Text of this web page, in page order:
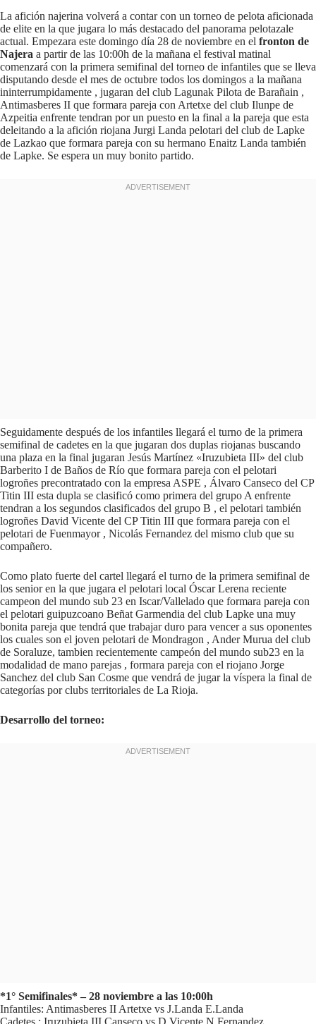
La afición najerina volverá a contar con un torneo de pelota aficionada
de elite en la que jugara lo más destacado del panorama pelotazale
actual. Empezara este domingo día 28 de noviembre en el fronton de
Najera a partir de las 10:00h de la mañana el festival matinal
comenzará con la primera semifinal del torneo de infantiles que se lleva
disputando desde el mes de octubre todos los domingos a la mañana
ininterrumpidamente , jugaran del club Lagunak Pilota de Barañain ,
Antimasberes II que formara pareja con Artetxe del club Ilunpe de
Azpeitia enfrente tendran por un puesto en la final a la pareja que esta
deleitando a la afición riojana Jurgi Landa pelotari del club de Lapke
de Lazkao que formara pareja con su hermano Enaitz Landa también
de Lapke. Se espera un muy bonito partido.
Seguidamente después de los infantiles llegará el turno de la primera
semifinal de cadetes en la que jugaran dos duplas riojanas buscando
una plaza en la final jugaran Jesús Martínez «Iruzubieta III» del club
Barberito I de Baños de Río que formara pareja con el pelotari
logroñes precontratado con la empresa ASPE , Álvaro Canseco del CP
Titin III esta dupla se clasificó como primera del grupo A enfrente
tendran a los segundos clasificados del grupo B , el pelotari también
logroñes David Vicente del CP Titin III que formara pareja con el
pelotari de Fuenmayor , Nicolás Fernandez del mismo club que su
compañero.
Como plato fuerte del cartel llegará el turno de la primera semifinal de
los senior en la que jugara el pelotari local Óscar Lerena reciente
campeon del mundo sub 23 en Iscar/Vallelado que formara pareja con
el pelotari guipuzcoano Beñat Garmendia del club Lapke una muy
bonita pareja que tendrá que trabajar duro para vencer a sus oponentes
los cuales son el joven pelotari de Mondragon , Ander Murua del club
de Soraluze, tambien recientemente campeón del mundo sub23 en la
modalidad de mano parejas , formara pareja con el riojano Jorge
Sanchez del club San Cosme que vendrá de jugar la víspera la final de
categorías por clubs territoriales de La Rioja.
Desarrollo del torneo:
*1° Semifinales* – 28 noviembre a las 10:00h
Infantiles: Antimasberes II Artetxe vs J.Landa E.Landa
Cadetes : Iruzubieta III Canseco vs D.Vicente N.Fernandez